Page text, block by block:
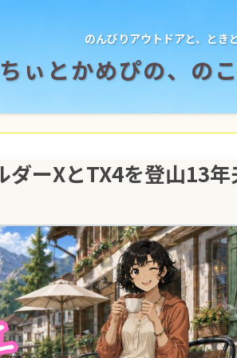
のんびりアウトドアと、とき
ちぃとかめぴの、の
ーXとTX4を登山13